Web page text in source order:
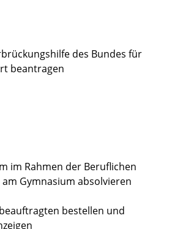
des Bundes für
beantragen
im Rahmen der Beruflichen
Gymnasium absolvieren
bestellen und